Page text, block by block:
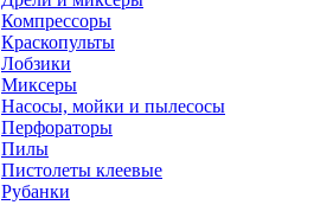
Компрессоры
Краскопульты
Лобзики
Миксеры
Насосы, мойки и пылесосы
Перфораторы
Пилы
Пистолеты клеевые
Рубанки